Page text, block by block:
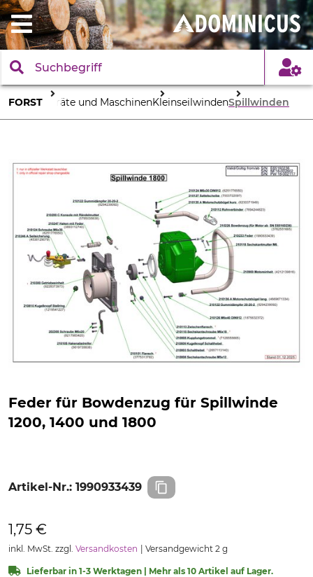
FORST Geräte und MaschinenKleinseilwindenSpillwinden
Feder für Bowdenzug für Spillwinde
1200, 1400 und 1800
Artikel-Nr.: 1990933439
1,75 €
inkl. MwSt. zzgl. Versandkosten Versandgewicht 2 g
Lieferbar in 1-3 Werktagen | Mehr als 10 Artikel auf Lager.